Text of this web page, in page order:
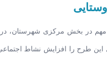
در بخش مرکزی شهرستان، در
طرح را افزایش نشاط